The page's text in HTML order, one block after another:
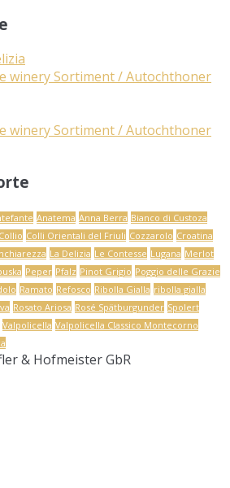
winery Sortiment / Autochthoner
winery Sortiment / Autochthoner
Anatema Anna Berra Bianco di Custoza
Collio Colli Orientali del Friuli Cozzarolo Croatina
La Delizia Le Contesse Lugana Merlot
Peper Pfalz Pinot Grigio Poggio delle Grazie
Ramato Refosco Ribolla Gialla ribolla gialla
Rosato Ariosa Rosé Spätburgunder Spolert
Valpolicella Valpolicella Classico Montecorno
& Hofmeister GbR